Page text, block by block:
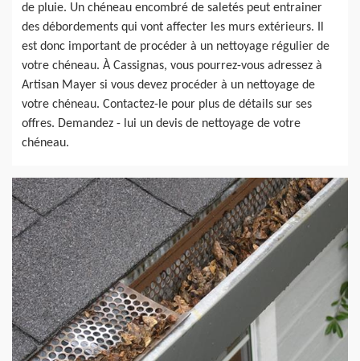
de pluie. Un chéneau encombré de saletés peut entrainer
des débordements qui vont affecter les murs extérieurs. Il
est donc important de procéder à un nettoyage régulier de
votre chéneau. À Cassignas, vous pourrez-vous adressez à
Artisan Mayer si vous devez procéder à un nettoyage de
votre chéneau. Contactez-le pour plus de détails sur ses
offres. Demandez - lui un devis de nettoyage de votre
chéneau.